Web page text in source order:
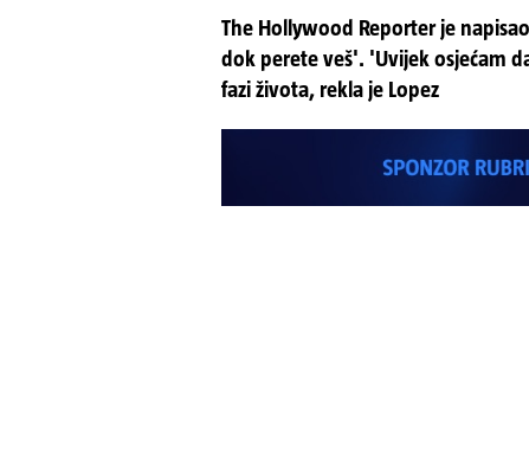
The Hollywood Reporter je
dok perete veš'. 'Uvijek osjećam
fazi života, rekla je Lopez